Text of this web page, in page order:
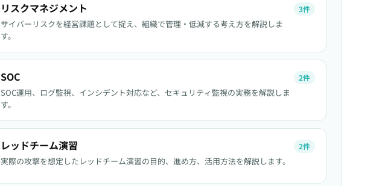
リスクマネジメント
サイバーリスクを経営課題として捉え、組織で管理・低減する考え方を解説しま
す。
3件
SOC
SOC運用、ログ監視、インシデント対応など、セキュリティ監視の実務を解説しま
す。
2件
レッドチーム演習
実際の攻撃を想定したレッドチーム演習の目的、進め方、活用方法を解説します。
2件